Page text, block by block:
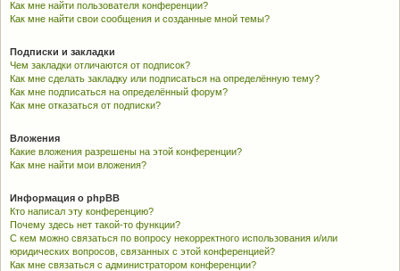
Как мне найти пользователя конференции?
Как мне найти свои сообщения и созданные мной темы?
Подписки и закладки
Чем закладки отличаются от подписок?
Как мне сделать закладку или подписаться на определённую тему?
Как мне подписаться на определённый форум?
Как мне отказаться от подписки?
Вложения
Какие вложения разрешены на этой конференции?
Как мне найти мои вложения?
Информация о phpBB
Кто написал эту конференцию?
Почему здесь нет такой-то функции?
С кем можно связаться по вопросу некорректного использования и/или
юридических вопросов, связанных с этой конференцией?
Как мне связаться с администратором конференции?